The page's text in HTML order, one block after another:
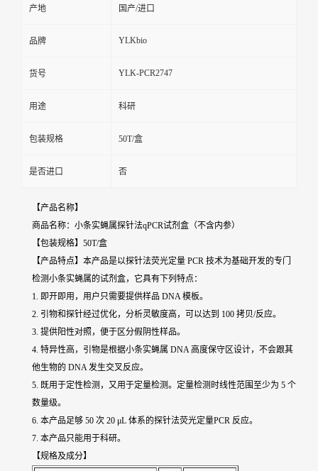
产地 国产/进口
品牌 YLKbio
货号 YLK-PCR2747
用途 科研
包装规格 50T/盒
是否进口 否
【产品名称】
商品名称：小条实蝇属探针法qPCR试剂盒（不含内参）
【包装规格】50T/盒
【产品特点】本产品是以探针法荧光定量 PCR 技术为基础开发的专门
检测小条实蝇属的试剂盒，它具有下列特点：
1. 即开即用，用户只需要提供样品 DNA 模板。
2. 引物和探针经过优化，分析灵敏度高，可以达到 100 拷贝/反应。
3. 提供阳性对照，便于区分假阴性样品。
4. 特异性高，引物是根据小条实蝇属 DNA 高度保守区设计，不会跟其
他生物的 DNA 发生交叉反应。
5. 既用于定性检测，又用于定量检测。定量检测时线性范围至少为 5 个
数量级。
6. 本产品足够 50 次 20 μL 体系的探针法荧光定量PCR 反应。
7. 本产品只能用于科研。
【规格及成分】